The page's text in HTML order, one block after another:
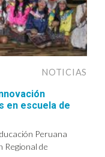
NOTICIAS
en escuela de
Peruana
Regional de